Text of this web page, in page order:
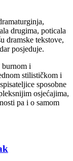
drugima, poticala
dramske tekstove,
posjeduje.
burnom i
stilističkom i
sposobne
osjećajima,
pa i o samom